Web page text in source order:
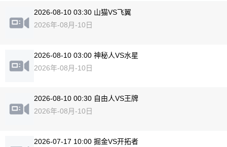
2026-08-10 03:30 山猫VS飞翼
2026年-08月-10日
2026-08-10 03:00 神秘人VS水星
2026年-08月-10日
2026-08-10 00:30 自由人VS王牌
2026年-08月-10日
2026-07-17 10:00 掘金VS开拓者